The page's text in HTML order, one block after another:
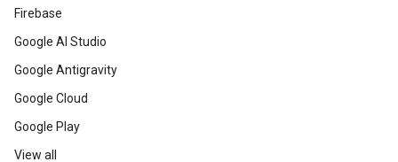
Firebase
Google AI Studio
Google Antigravity
Google Cloud
Google Play
View all